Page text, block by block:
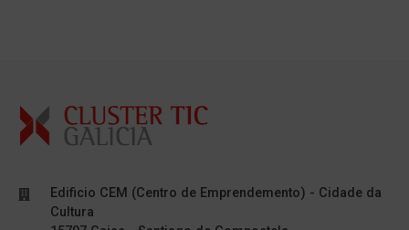
Edificio CEM (Centro de Emprendemento) - Cidade da
Cultura